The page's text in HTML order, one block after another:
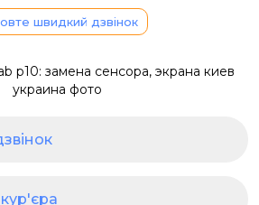
швидкий дзвінок